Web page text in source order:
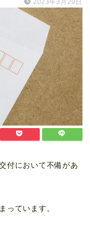
2023年3月29日
付において不備があ
っています。